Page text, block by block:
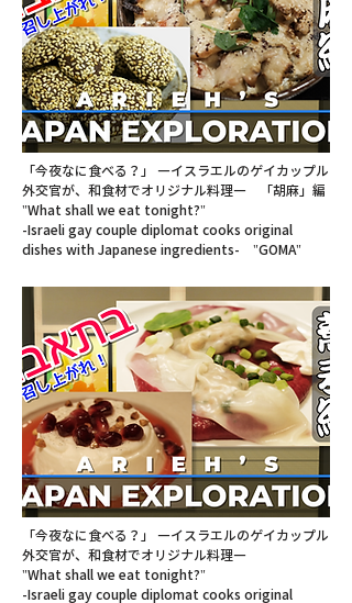
「今夜なに食べる？」 ―イスラエルのゲイカップル
外交官が、和食材でオリジナル料理― 「胡麻」編
"What shall we eat tonight?"
-Israeli gay couple diplomat cooks original
dishes with Japanese ingredients- "GOMA"
「今夜なに食べる？」 ―イスラエルのゲイカップル
外交官が、和食材でオリジナル料理―
"What shall we eat tonight?"
-Israeli gay couple diplomat cooks original